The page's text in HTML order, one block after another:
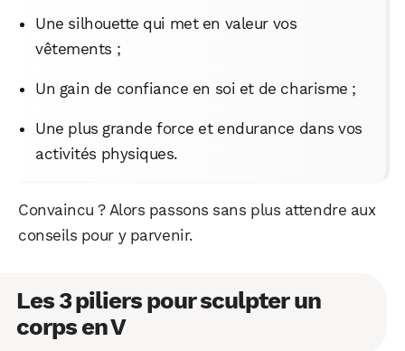
Une silhouette qui met en valeur vos
vêtements ;
Un gain de confiance en soi et de charisme ;
Une plus grande force et endurance dans vos
activités physiques.
Convaincu ? Alors passons sans plus attendre aux
conseils pour y parvenir.
Les 3 piliers pour sculpter un
corps en V